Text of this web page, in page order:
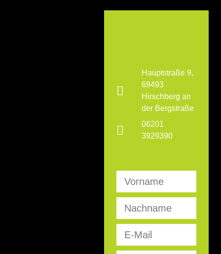
Hauptstraße 9,
69493
Hirschberg an
der Bergstraße
06201
3929390